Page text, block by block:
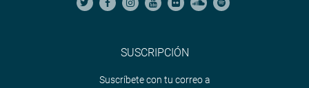
SUSCRIPCIÓN
Suscríbete con tu correo a